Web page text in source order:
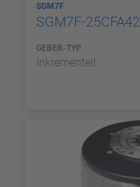
SGM7F
SGM7F-25CFA42
GEBER-TYP
Inkrementell